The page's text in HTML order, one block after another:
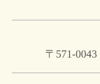
〒571-0043